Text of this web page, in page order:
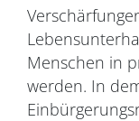
Menschen in
werden. In